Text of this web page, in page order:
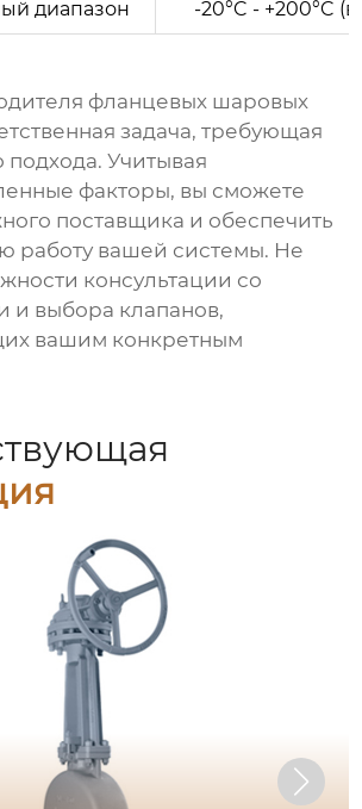
диапазон -20°C - +200°C
фланцевых шаровых
задача, требующая
подхода. Учитывая
факторы, вы сможете
поставщика и обеспечить
работу вашей системы. Не
консультации со
и выбора клапанов,
вашим конкретным